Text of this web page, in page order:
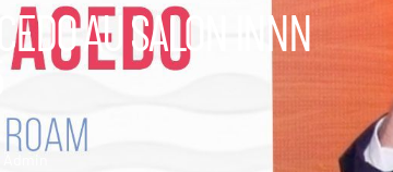
AU SALON INNN